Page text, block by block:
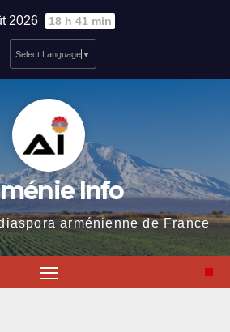
2026 18 h 41 min
Select Language ▼
Info
arménienne de France